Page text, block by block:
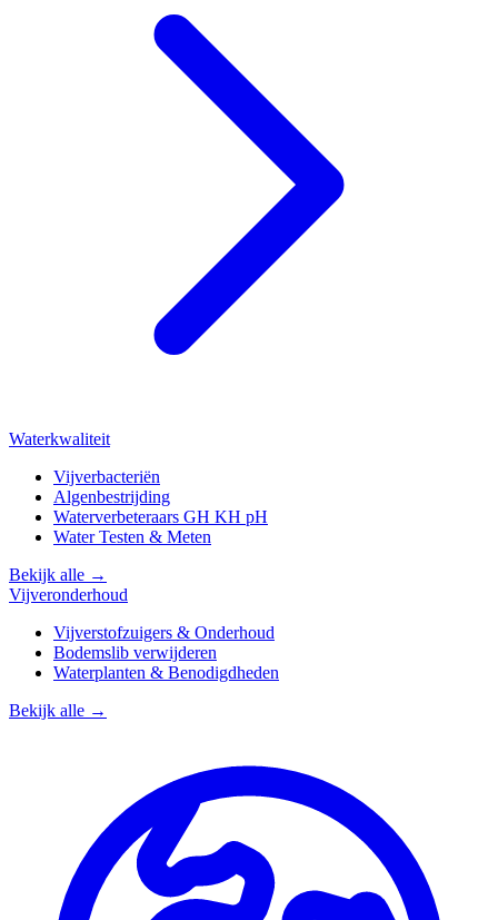
Waterkwaliteit
Vijverbacteriën
Algenbestrijding
Waterverbeteraars GH KH pH
Water Testen & Meten
Bekijk alle →
Vijveronderhoud
Vijverstofzuigers & Onderhoud
Bodemslib verwijderen
Waterplanten & Benodigdheden
Bekijk alle →